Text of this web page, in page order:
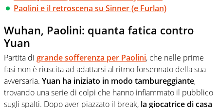
Paolini e il retroscena su Sinner (e Furlan)
Wuhan, Paolini: quanta fatica contro
Yuan
Partita di grande sofferenza per Paolini, che nelle prime
fasi non è riuscita ad adattarsi al ritmo forsennato della sua
avversaria. Yuan ha iniziato in modo tambureggiante,
trovando una serie di colpi che hanno infiammato il pubblico
sugli spalti. Dopo aver piazzato il break, la giocatrice di casa